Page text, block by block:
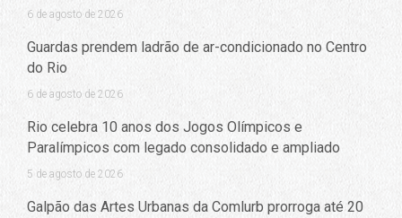
6 de agosto de 2026
Guardas prendem ladrão de ar-condicionado no Centro
do Rio
6 de agosto de 2026
Rio celebra 10 anos dos Jogos Olímpicos e
Paralímpicos com legado consolidado e ampliado
5 de agosto de 2026
Galpão das Artes Urbanas da Comlurb prorroga até 20